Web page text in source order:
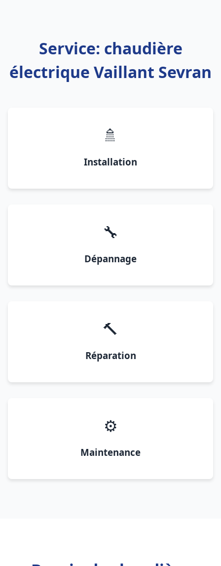
Service: chaudière
électrique Vaillant Sevran
🚿
Installation
🔧
Dépannage
🔨
Réparation
⚙️
Maintenance